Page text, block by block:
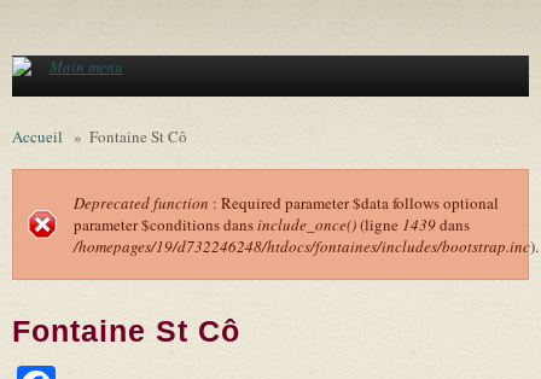
Main menu
Accueil » Fontaine St Cô
Message d'erreur
Deprecated function : Required parameter $data follows optional
parameter $conditions dansinclude_once()(ligne 1439dans
/homepages/19/d732246248/htdocs/fontaines/includes/bootstrap.inc).
Fontaine St Cô